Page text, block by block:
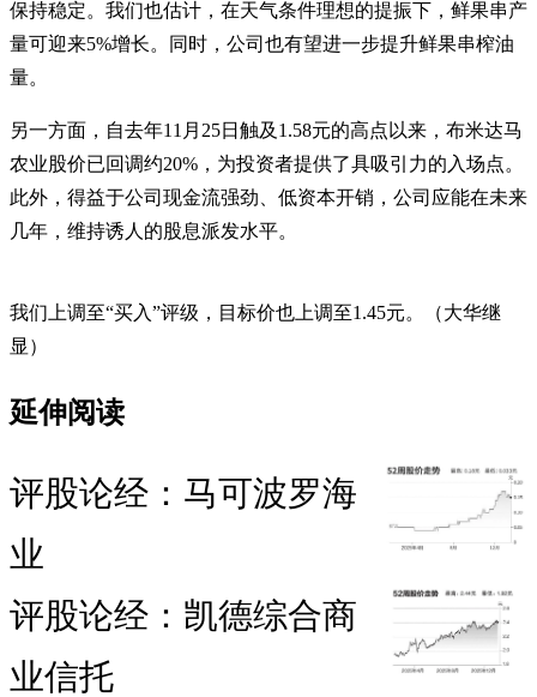
保持稳定。我们也估计，在天气条件理想的提振下，鲜果串产
量可迎来5%增长。同时，公司也有望进一步提升鲜果串榨油
量。
另一方面，自去年11月25日触及1.58元的高点以来，布米达马
农业股价已回调约20%，为投资者提供了具吸引力的入场点。
此外，得益于公司现金流强劲、低资本开销，公司应能在未来
几年，维持诱人的股息派发水平。
我们上调至“买入”评级，目标价也上调至1.45元。（大华继
显）
延伸阅读
评股论经：马可波罗海
业
评股论经：凯德综合商
业信托